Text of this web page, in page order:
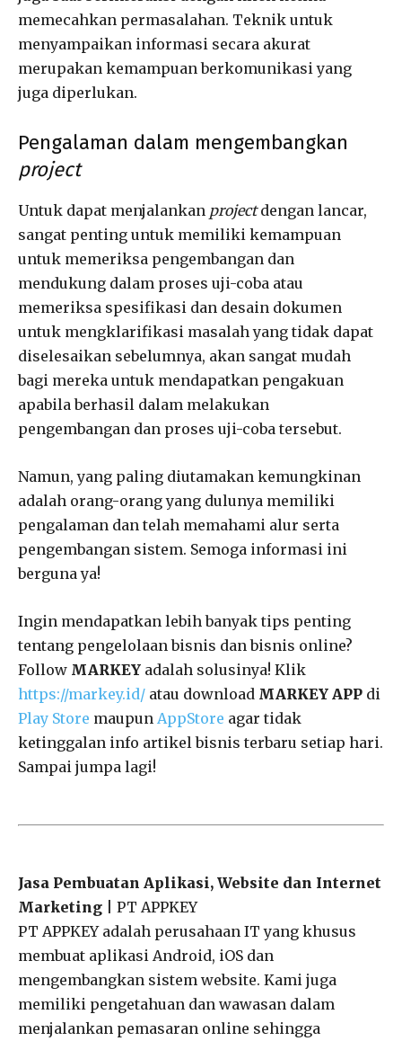
memecahkan permasalahan. Teknik untuk
menyampaikan informasi secara akurat
merupakan kemampuan berkomunikasi yang
juga diperlukan.
Pengalaman dalam mengembangkan
project
Untuk dapat menjalankan projectdengan lancar,
sangat penting untuk memiliki kemampuan
untuk memeriksa pengembangan dan
mendukung dalam proses uji-coba atau
memeriksa spesifikasi dan desain dokumen
untuk mengklarifikasi masalah yang tidak dapat
diselesaikan sebelumnya, akan sangat mudah
bagi mereka untuk mendapatkan pengakuan
apabila berhasil dalam melakukan
pengembangan dan proses uji-coba tersebut.
Namun, yang paling diutamakan kemungkinan
adalah orang-orang yang dulunya memiliki
pengalaman dan telah memahami alur serta
pengembangan sistem. Semoga informasi ini
berguna ya!
Ingin mendapatkan lebih banyak tips penting
tentang pengelolaan bisnis dan bisnis online?
Follow MARKEY adalah solusinya! Klik
https://markey.id/ atau download MARKEY APP di
Play Store maupun AppStore agar tidak
ketinggalan info artikel bisnis terbaru setiap hari.
Sampai jumpa lagi!
Jasa Pembuatan Aplikasi, Website dan Internet
Marketing | PT APPKEY
PT APPKEY adalah perusahaan IT yang khusus
membuat aplikasi Android, iOS dan
mengembangkan sistem website. Kami juga
memiliki pengetahuan dan wawasan dalam
menjalankan pemasaran online sehingga